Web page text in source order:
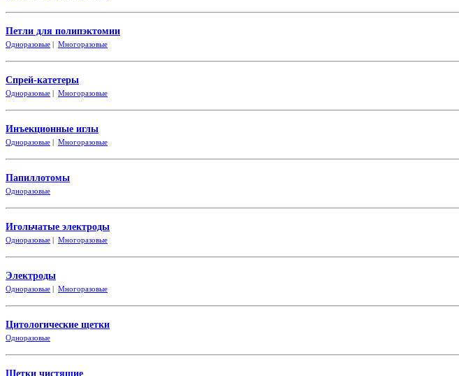
Петли для полипэктомии
Одноразовые | Многоразовые
Спрей-катетеры
Одноразовые | Многоразовые
Инъекционные иглы
Одноразовые | Многоразовые
Папиллотомы
Одноразовые
Игольчатые электроды
Одноразовые | Многоразовые
Электроды
Одноразовые | Многоразовые
Цитологические щетки
Одноразовые
Щетки чистящие